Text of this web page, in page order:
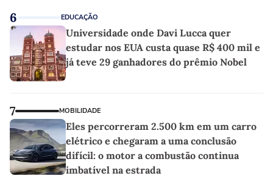
6 EDUCAÇÃO
Universidade onde Davi Lucca quer
estudar nos EUA custa quase R$ 400 mil e
já teve 29 ganhadores do prêmio Nobel
7 MOBILIDADE
Eles percorreram 2.500 km em um carro
elétrico e chegaram a uma conclusão
difícil: o motor a combustão continua
imbatível na estrada